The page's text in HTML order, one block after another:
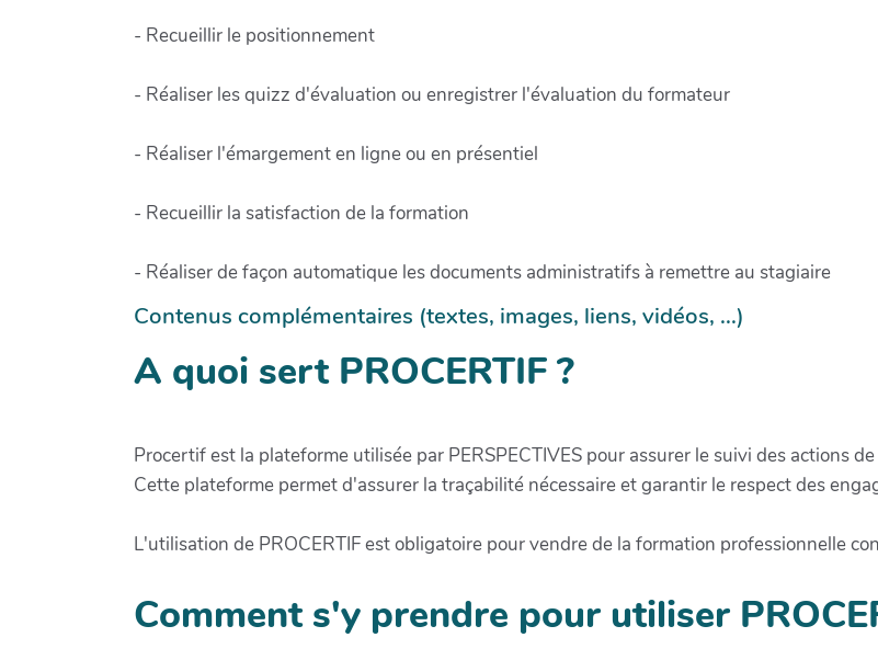
- Recueillir le positionnement
- Réaliser les quizz d'évaluation ou enregistrer l'évaluation du formateur
- Réaliser l'émargement en ligne ou en présentiel
- Recueillir la satisfaction de la formation
- Réaliser de façon automatique les documents administratifs à remettre au stagiaire
Contenus complémentaires (textes, images, liens, vidéos, ...)
A quoi sert PROCERTIF ?
Procertif est la plateforme utilisée par PERSPECTIVES pour assurer le suivi des actions
Cette plateforme permet d'assurer la traçabilité nécessaire et garantir le respect des
L'utilisation de PROCERTIF est obligatoire pour vendre de la formation professionnelle
Comment s'y prendre pour utiliser